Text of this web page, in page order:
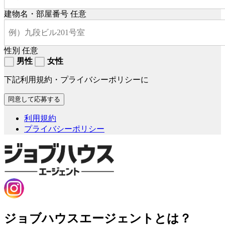
建物名・部屋番号 任意
性別 任意
男性
女性
下記利用規約・プライバシーポリシーに
利用規約
プライバシーポリシー
ジョブハウスエージェントとは？